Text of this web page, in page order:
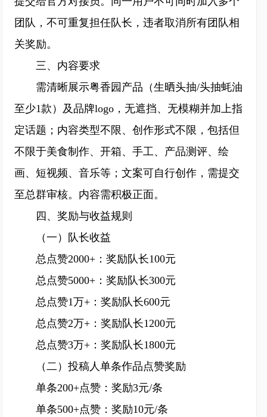
团队，不可重复担任队长，违者取消所有团队相
关奖励。
三、内容要求
需清晰展示粤香园产品（生晒头抽/头抽蚝油
至少1款）及品牌logo，无遮挡、无模糊并加上指
定话题；内容类型不限、创作形式不限，包括但
不限于美食制作、开箱、手工、产品测评、绘
画、短视频、音乐等；文案可自行创作，需提交
至总群审核。内容需积极正面。
四、奖励与收益规则
（一）队长收益
总点赞2000+：奖励队长100元
总点赞5000+：奖励队长300元
总点赞1万+：奖励队长600元
总点赞2万+：奖励队长1200元
总点赞3万+：奖励队长1800元
（二）投稿人单条作品点赞奖励
单条200+点赞：奖励3元/条
单条500+点赞：奖励10元/条